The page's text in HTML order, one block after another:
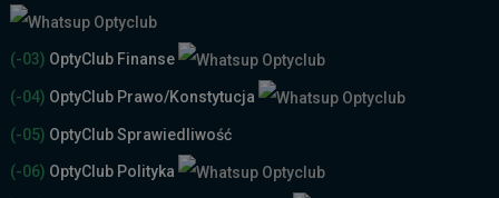
(-03) OptyClub Finanse
(-04) OptyClub Prawo/Konstytucja
(-05) OptyClub Sprawiedliwość
(-06) OptyClub Polityka